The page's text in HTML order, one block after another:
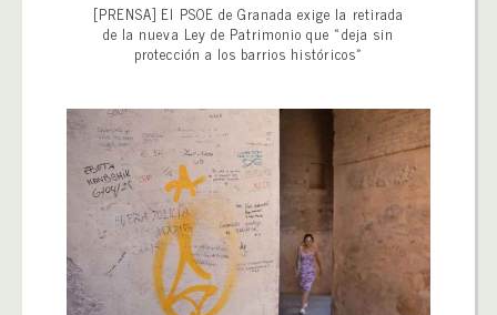
[PRENSA] El PSOE de Granada exige la retirada
de la nueva Ley de Patrimonio que «deja sin
protección a los barrios históricos»